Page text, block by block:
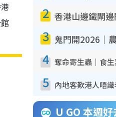
2
3
4
5
U GO 本週